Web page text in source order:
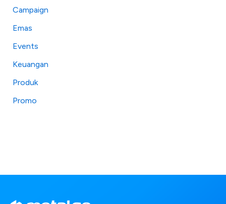
Campaign
Emas
Events
Keuangan
Produk
Promo